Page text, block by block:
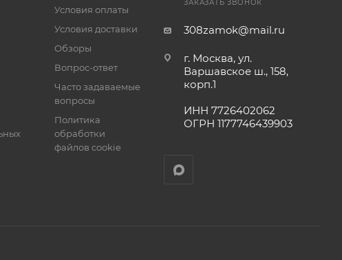
Условия оплаты
Условия доставки
Обзоры
Вопрос-ответ
Часто задаваемые
вопросы
Политика
обработки
файлов cookie
ЗАКАЗАТЬ ЗВОНОК
308zamok@mail.ru
г. Москва, ул.
Варшавское ш., 158,
корп.1
ИНН 7726402062
ОГРН 1177746439903